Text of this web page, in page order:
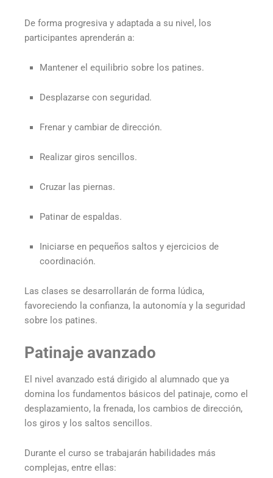
De forma progresiva y adaptada a su nivel, los
participantes aprenderán a:
Mantener el equilibrio sobre los patines.
Desplazarse con seguridad.
Frenar y cambiar de dirección.
Realizar giros sencillos.
Cruzar las piernas.
Patinar de espaldas.
Iniciarse en pequeños saltos y ejercicios de
coordinación.
Las clases se desarrollarán de forma lúdica,
favoreciendo la confianza, la autonomía y la seguridad
sobre los patines.
Patinaje avanzado
El nivel avanzado está dirigido al alumnado que ya
domina los fundamentos básicos del patinaje, como el
desplazamiento, la frenada, los cambios de dirección,
los giros y los saltos sencillos.
Durante el curso se trabajarán habilidades más
complejas, entre ellas: